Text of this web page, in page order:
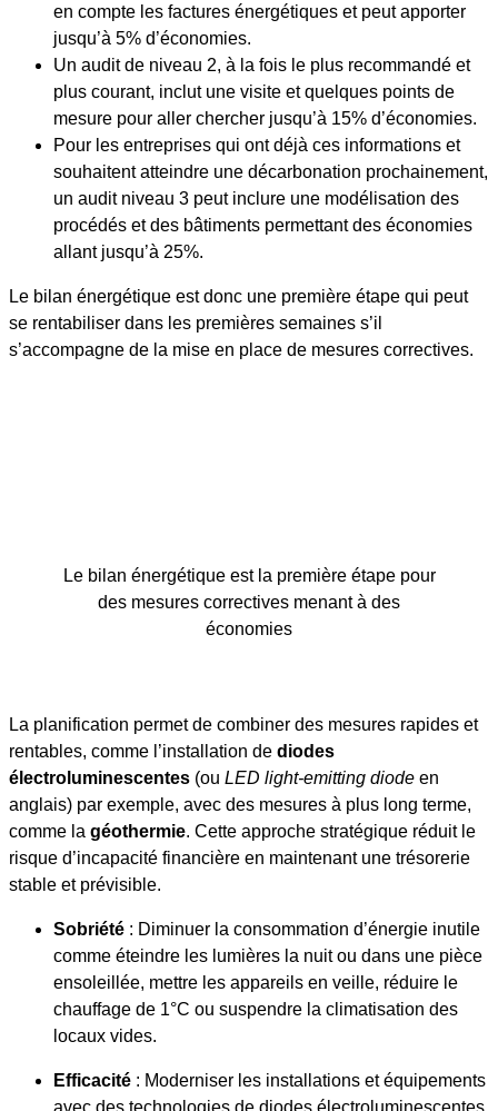
en compte les factures énergétiques et peut apporter
jusqu’à 5% d’économies.
Un audit de niveau 2, à la fois le plus recommandé et
plus courant, inclut une visite et quelques points de
mesure pour aller chercher jusqu’à 15% d’économies.
Pour les entreprises qui ont déjà ces informations et
souhaitent atteindre une décarbonation prochainement,
un audit niveau 3 peut inclure une modélisation des
procédés et des bâtiments permettant des économies
allant jusqu’à 25%.
Le bilan énergétique est donc une première étape qui peut
se rentabiliser dans les premières semaines s’il
s’accompagne de la mise en place de mesures correctives.
Le bilan énergétique est la première étape pour
des mesures correctives menant à des
économies
La planification permet de combiner des mesures rapides et
rentables, comme l’installation de diodes
électroluminescentes (ou LED light-emitting diode en
anglais) par exemple, avec des mesures à plus long terme,
comme la géothermie. Cette approche stratégique réduit le
risque d’incapacité financière en maintenant une trésorerie
stable et prévisible.
Sobriété : Diminuer la consommation d’énergie inutile
comme éteindre les lumières la nuit ou dans une pièce
ensoleillée, mettre les appareils en veille, réduire le
chauffage de 1°C ou suspendre la climatisation des
locaux vides.
Efficacité : Moderniser les installations et équipements